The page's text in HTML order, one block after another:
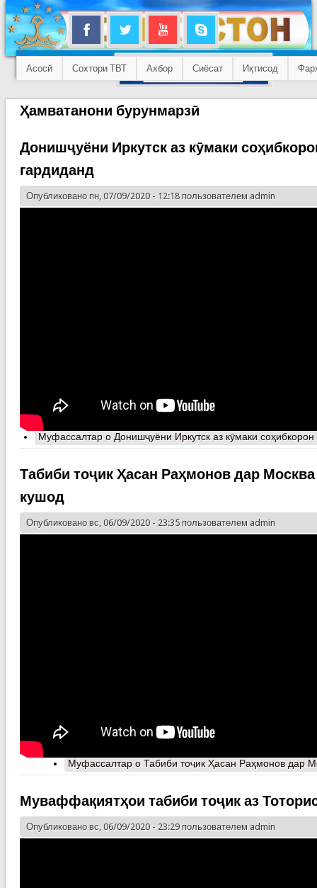
Асосӣ Сохтори ТВТ Ахбор Сиёсат Иқтисод
Ҳамватанони бурунмарзӣ
Донишҷуёни Иркутск аз кӯмаки
гардиданд
Опубликовано пн, 07/09/2020 - 12:18 пользователем admin
Муфассалтаро Донишҷуёни Иркутск аз кӯмаки
Табиби тоҷик Ҳасан Раҳмонов дар
кушод
Опубликовано вс, 06/09/2020 - 23:35 пользователем admin
Муфассалтаро Табиби тоҷик Ҳасан Раҳмонов дар
Муваффақиятҳои табиби тоҷик аз
Опубликовано вс, 06/09/2020 - 23:29 пользователем admin